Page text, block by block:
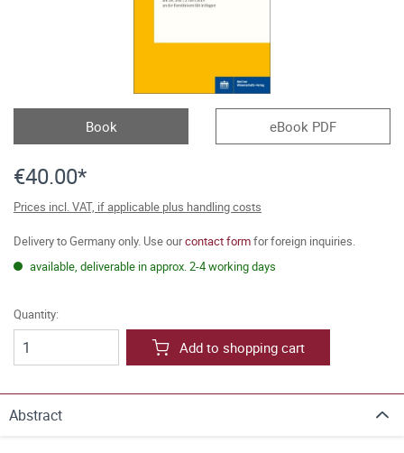
Book eBook PDF
€40.00*
Prices incl. VAT, if applicable plus handling costs
Delivery to Germany only. Use ourcontact formfor foreign inquiries.
available, deliverable in approx. 2-4 working days
Quantity:
Add to shopping cart
Abstract